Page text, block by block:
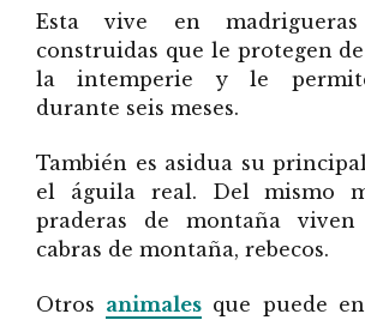
Esta vive en
construidas que le protegen
la intemperie y le
durante seis meses.
También es asidua su
el águila real. Del mismo
praderas de montaña viven
cabras de montaña, rebecos.
Otros animales que puede